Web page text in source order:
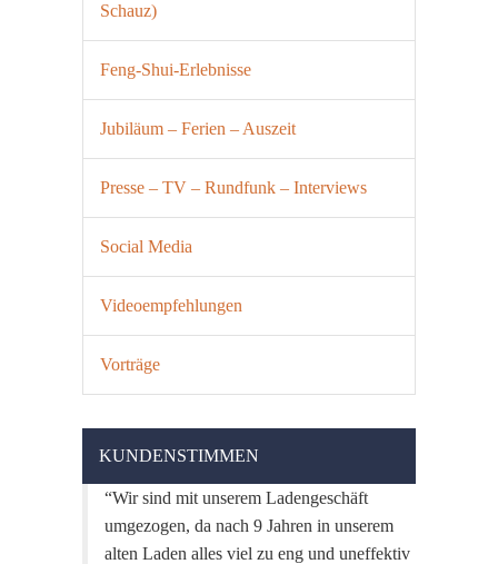
Schauz)
Feng-Shui-Erlebnisse
Jubiläum – Ferien – Auszeit
Presse – TV – Rundfunk – Interviews
Social Media
Videoempfehlungen
Vorträge
KUNDENSTIMMEN
Wir sind mit unserem Ladengeschäft
umgezogen, da nach 9 Jahren in unserem
alten Laden alles viel zu eng und uneffektiv